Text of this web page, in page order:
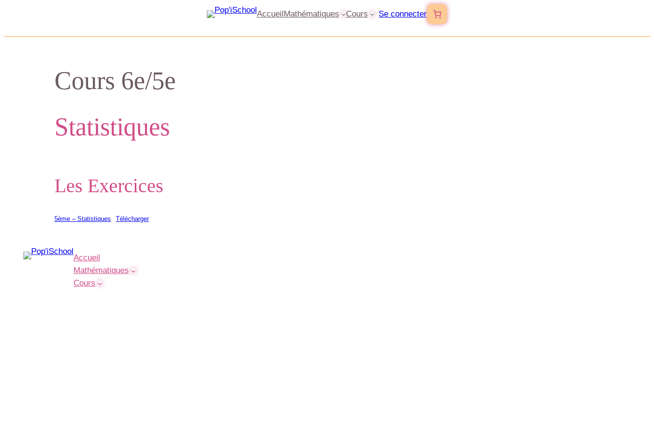
AccueilMathématiques Cours Se connecter
Cours 6e/5e
Statistiques
Les Exercices
5ème – Statistiques Télécharger
Accueil
Mathématiques
Cours